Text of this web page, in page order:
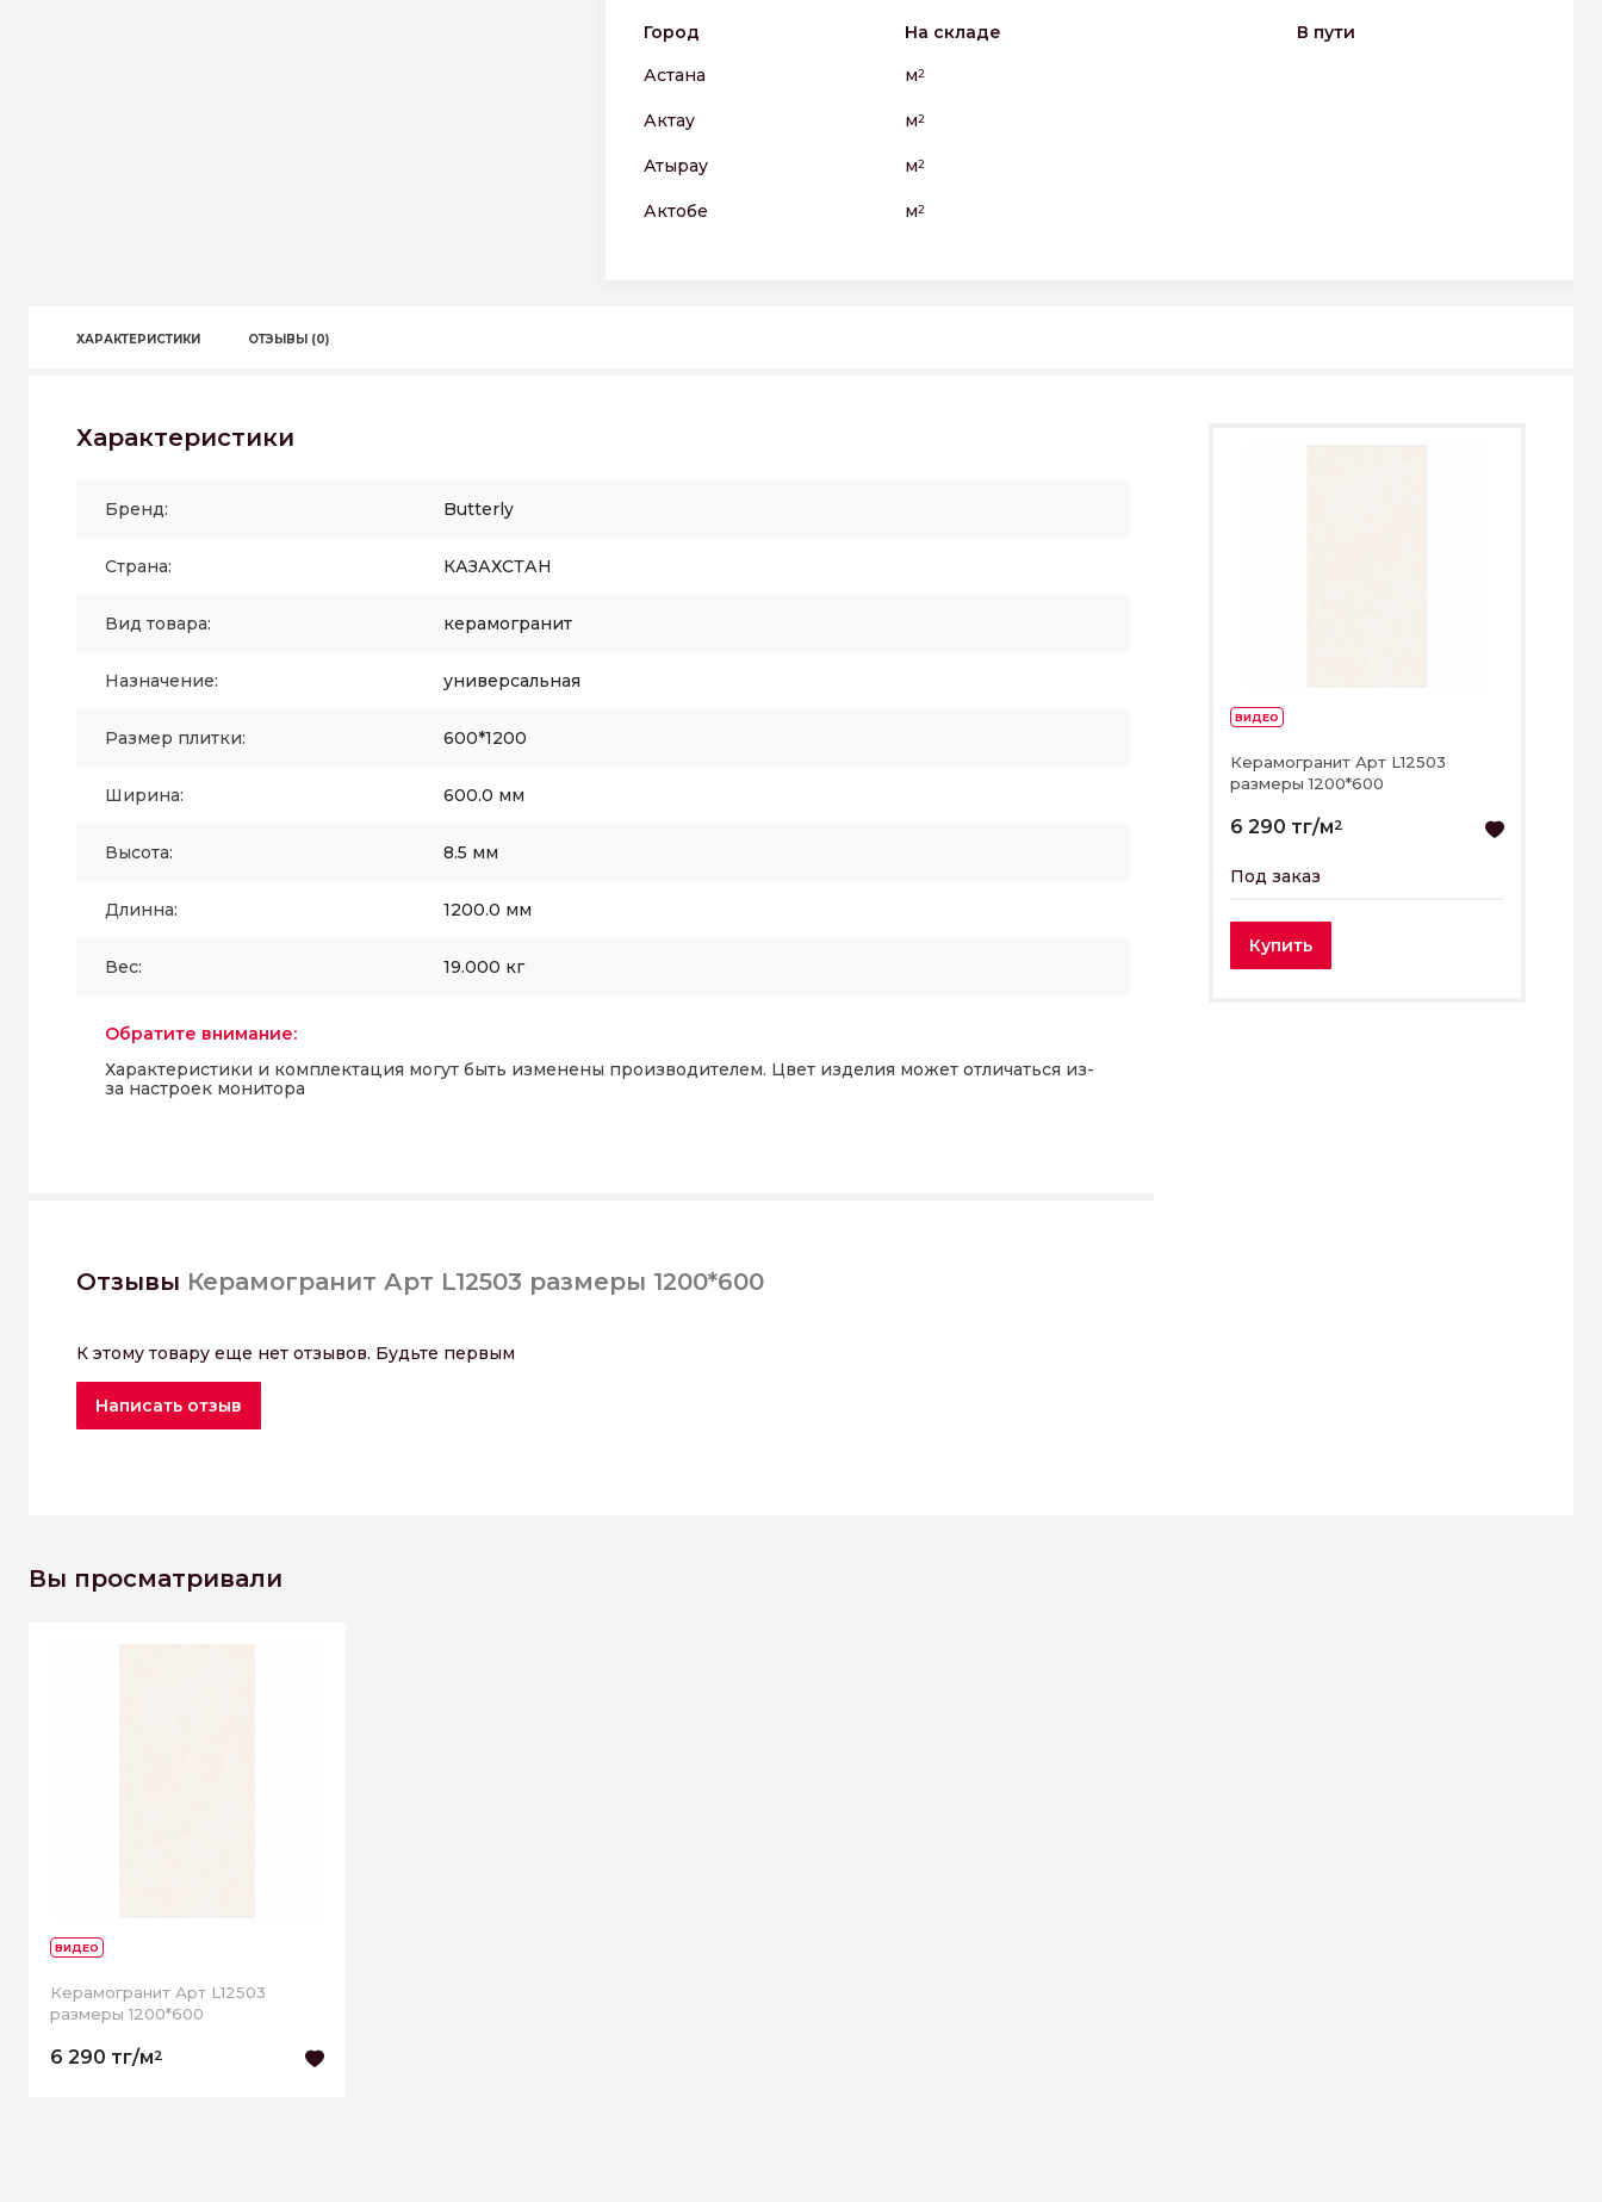
Город На складе
В пути
Астана
м2
Актау м2
Атырау м2
Актобе м2
ХАРАКТЕРИСТИКИ ОТЗЫВЫ (0)
ВИДЕО
Керамогранит Арт L12503
размеры 1200*600
6 290 тг/м2
Под заказ
Купить
Характеристики
Бренд: Butterly
Страна: КАЗАХСТАН
Вид товара: керамогранит
Назначение: универсальная
Размер плитки: 600*1200
Ширина: 600.0 мм
Высота: 8.5 мм
Длинна: 1200.0 мм
Вес: 19.000 кг
Обратите внимание:
Характеристики и комплектация могут быть изменены производителем. Цвет изделия может отличаться из-
за настроек монитора
Отзывы Керамогранит Арт L12503 размеры 1200*600
К этому товару еще нет отзывов. Будьте первым
Написать отзыв
Вы просматривали
ВИДЕО
Керамогранит Арт L12503
размеры 1200*600
6 290 тг/м2